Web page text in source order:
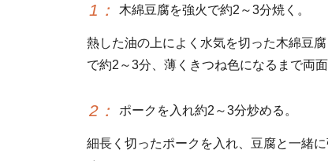
1 ： 木綿豆腐を強火で約2～3分焼く。
熱した油の上によく水気を切った木綿豆
で約2～3分、薄くきつね色になるまで両面
2 ： ポークを入れ約2～3分炒める。
細長く切ったポークを入れ、豆腐と一緒